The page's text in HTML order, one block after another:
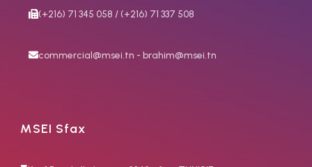
(+216) 71 345 058 / (+216) 71 337 508
commercial@msei.tn - brahim@msei.tn
MSEI Sfax